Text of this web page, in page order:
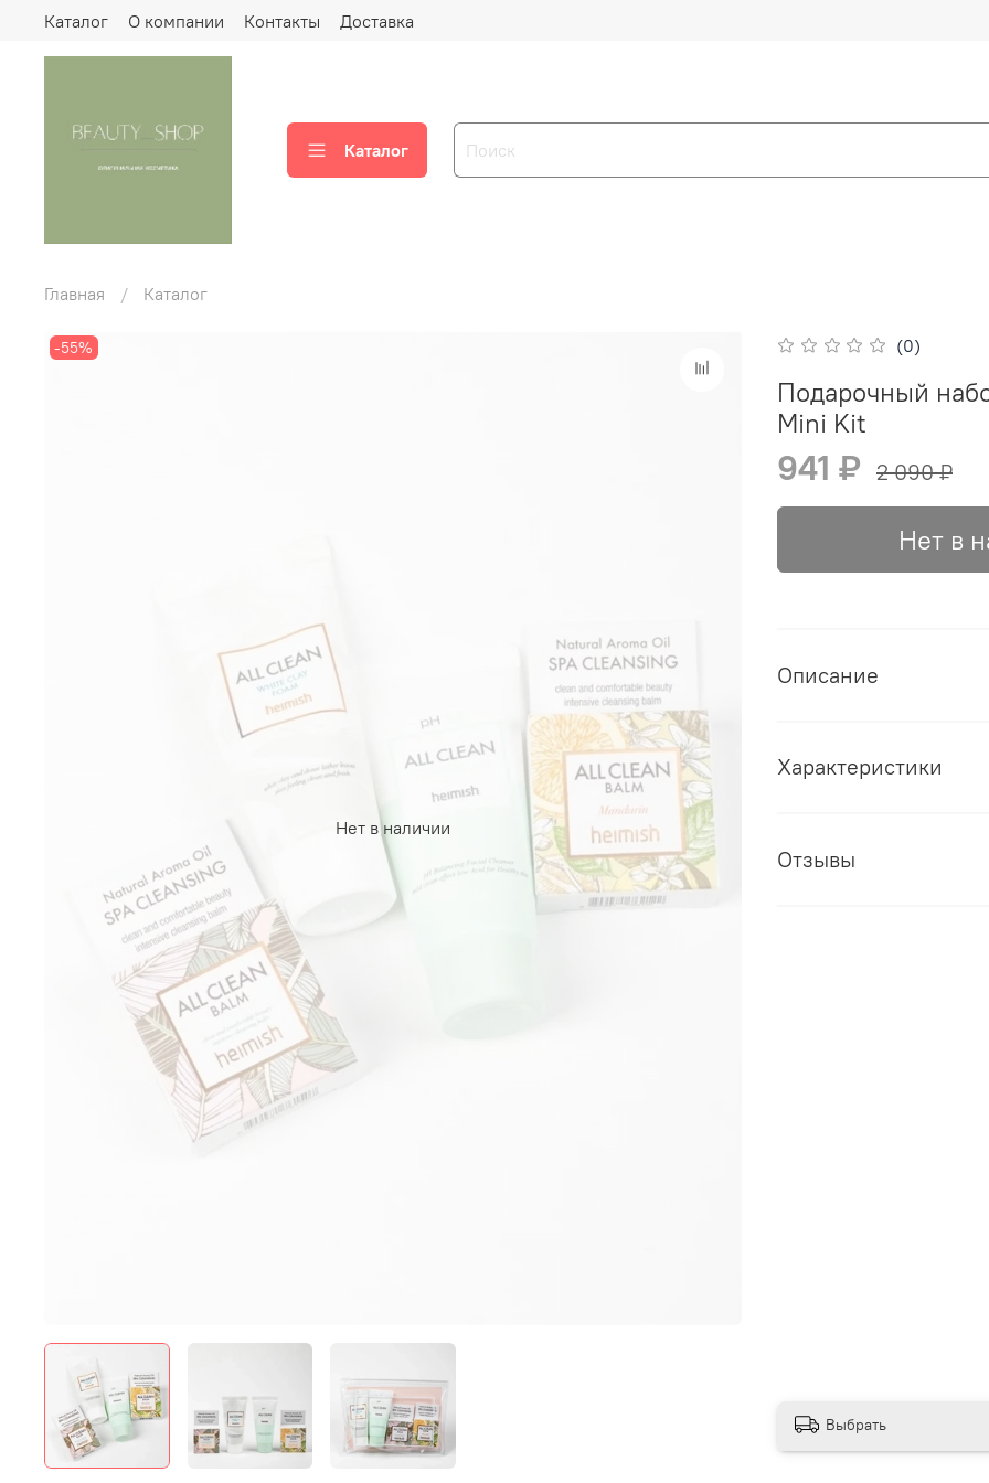
Каталог О компании Контакты Доставка
Каталог
Главная Каталог
Нет в наличии
-55% (0)
Подарочный
Mini Kit
941 ₽ 2 090 ₽
Нет в
Описание
Характеристики
Отзывы
Выбрать